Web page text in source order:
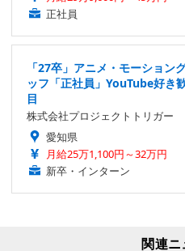
正社員
「27卒」アニメ・モーション
ッフ「正社員」YouTube好き
目
株式会社プロジェクトトリガー
愛知県
月給25万1,100円～32万円
新卒・インターン
関連ニ